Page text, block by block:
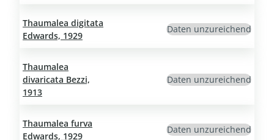
Thaumalea digitata
Edwards, 1929
Daten unzureichend
Thaumalea
divaricata Bezzi,
1913
Daten unzureichend
Thaumalea furva
Edwards, 1929
Daten unzureichend